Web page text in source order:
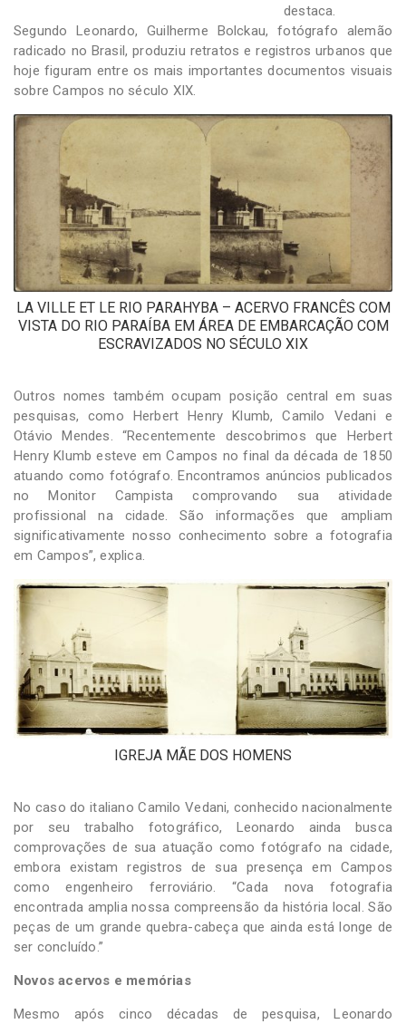
destaca.
Segundo Leonardo, Guilherme Bolckau, fotógrafo alemão
radicado no Brasil, produziu retratos e registros urbanos que
hoje figuram entre os mais importantes documentos visuais
sobre Campos no século XIX.
LA VILLE ET LE RIO PARAHYBA – ACERVO FRANCÊS COM
VISTA DO RIO PARAÍBA EM ÁREA DE EMBARCAÇÃO COM
ESCRAVIZADOS NO SÉCULO XIX
Outros nomes também ocupam posição central em suas
pesquisas, como Herbert Henry Klumb, Camilo Vedani e
Otávio Mendes. “Recentemente descobrimos que Herbert
Henry Klumb esteve em Campos no final da década de 1850
atuando como fotógrafo. Encontramos anúncios publicados
no Monitor Campista comprovando sua atividade
profissional na cidade. São informações que ampliam
significativamente nosso conhecimento sobre a fotografia
em Campos”, explica.
IGREJA MÃE DOS HOMENS
No caso do italiano Camilo Vedani, conhecido nacionalmente
por seu trabalho fotográfico, Leonardo ainda busca
comprovações de sua atuação como fotógrafo na cidade,
embora existam registros de sua presença em Campos
como engenheiro ferroviário. “Cada nova fotografia
encontrada amplia nossa compreensão da história local. São
peças de um grande quebra-cabeça que ainda está longe de
ser concluído.”
Novos acervos e memórias
Mesmo após cinco décadas de pesquisa, Leonardo